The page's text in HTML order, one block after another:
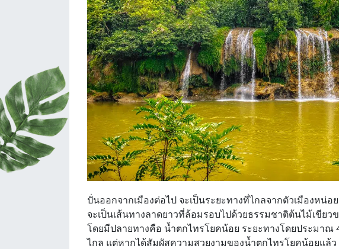
ปั่นออกจากเมืองต่อไป จะเป็นระยะทางที่ไกลจากตัวเมืองหน่
จะเป็นเส้นทางลาดยาวที่ล้อมรอบไปด้วยธรรมชาติต้นไม้เขียว
โดยมีปลายทางคือ น้ำตกไทรโยคน้อย ระยะทางโดยประมาณ
ไกล แต่หากได้สัมผัสความสวยงามของน้ำตกไทรโยคน้อยแล้